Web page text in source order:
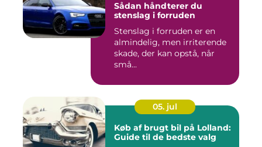
Sådan håndterer du
stenslag i forruden
Stenslag i forruden er en
almindelig, men irriterende
skade, der kan opstå, når
små...
05. jul
Køb af brugt bil på Lolland:
Guide til de bedste valg